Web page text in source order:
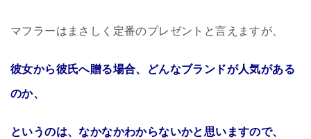
マフラーはまさしく定番のプレゼントと言えますが、
彼女から彼氏へ贈る場合、どんなブランドが人気がある
のか、
というのは、なかなかわからないかと思いますので、